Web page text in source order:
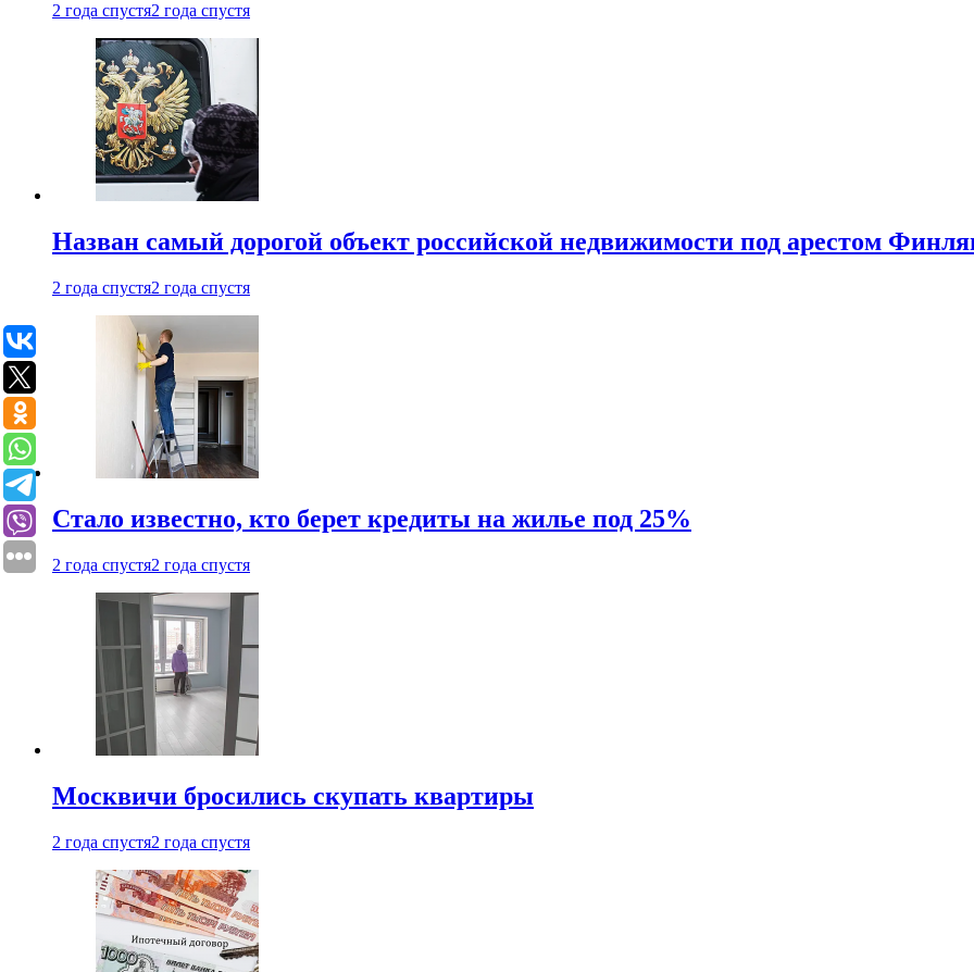
2 года спустя2 года спустя
Назван самый дорогой объект российской недвижимости под арестом
2 года спустя2 года спустя
Стало известно, кто берет кредиты на жилье под 25%
2 года спустя2 года спустя
Москвичи бросились скупать квартиры
2 года спустя2 года спустя